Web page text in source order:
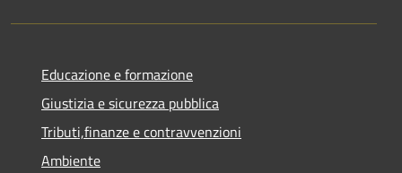
Educazione e formazione
Giustizia e sicurezza pubblica
Tributi,finanze e contravvenzioni
Ambiente